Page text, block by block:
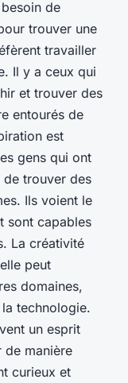
de
trouver une
travailler
Il y a ceux qui
et trouver des
entourés de
est
gens qui ont
de trouver des
Ils voient le
sont capables
La créativité
peut
domaines,
technologie.
un esprit
de manière
curieux et